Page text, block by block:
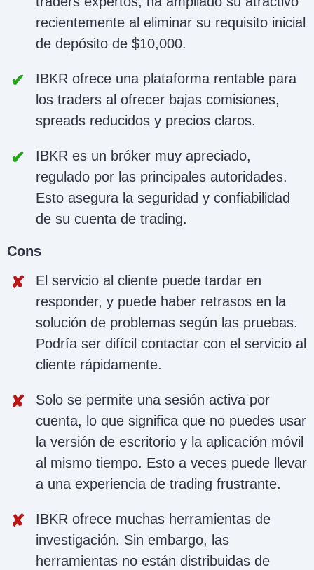
recientemente al eliminar su requisito inicial
de depósito de $10,000.
IBKR ofrece una plataforma rentable para
los traders al ofrecer bajas comisiones,
spreads reducidos y precios claros.
IBKR es un bróker muy apreciado,
regulado por las principales autoridades.
Esto asegura la seguridad y confiabilidad
de su cuenta de trading.
Cons
El servicio al cliente puede tardar en
responder, y puede haber retrasos en la
solución de problemas según las pruebas.
Podría ser difícil contactar con el servicio al
cliente rápidamente.
Solo se permite una sesión activa por
cuenta, lo que significa que no puedes usar
la versión de escritorio y la aplicación móvil
al mismo tiempo. Esto a veces puede llevar
a una experiencia de trading frustrante.
IBKR ofrece muchas herramientas de
investigación. Sin embargo, las
herramientas no están distribuidas de